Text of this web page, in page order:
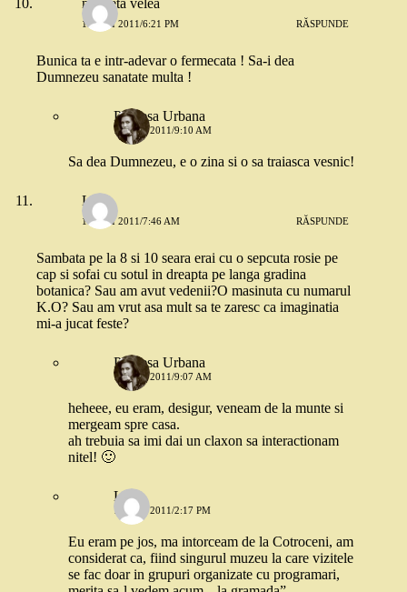
nicoleta velea
15 MAI 2011/6:21 PM RĂSPUNDE
Bunica ta e intr-adevar o fermecata ! Sa-i dea
Dumnezeu sanatate multa !
Printesa Urbana
16 MAI 2011/9:10 AM
Sa dea Dumnezeu, e o zina si o sa traiasca vesnic!
Lady
16 MAI 2011/7:46 AM RĂSPUNDE
Sambata pe la 8 si 10 seara erai cu o sepcuta rosie pe
cap si sofai cu sotul in dreapta pe langa gradina
botanica? Sau am avut vedenii?O masinuta cu numarul
K.O? Sau am vrut asa mult sa te zaresc ca imaginatia
mi-a jucat feste?
Printesa Urbana
16 MAI 2011/9:07 AM
heheee, eu eram, desigur, veneam de la munte si
mergeam spre casa.
ah trebuia sa imi dai un claxon sa interactionam
nitel! 🙂
Lady
16 MAI 2011/2:17 PM
Eu eram pe jos, ma intorceam de la Cotroceni, am
considerat ca, fiind singurul muzeu la care vizitele
se fac doar in grupuri organizate cu programari,